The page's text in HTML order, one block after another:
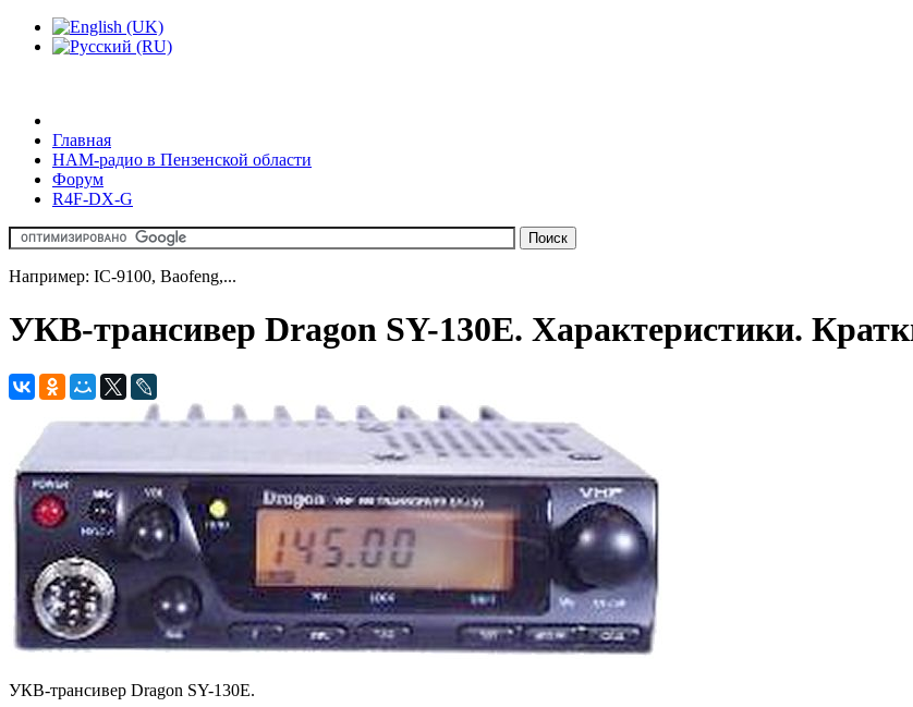
Главная
HAM-радио в Пензенской области
Форум
R4F-DX-G
Например: IC-9100, Baofeng,...
УКВ-трансивер Dragon SY-130E. Характеристики.
УКВ-трансивер Dragon SY-130E.